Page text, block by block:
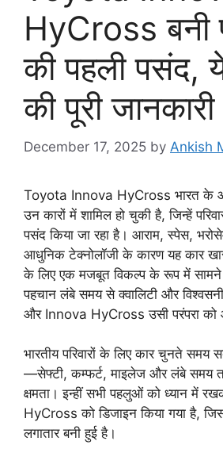
HyCross बनी
की पहली पसंद,
की पूरी जानकारी
December 17, 2025 by Ankish
Toyota Innova HyCross भारत के
उन कारों में शामिल हो चुकी है, जिन्हें
पसंद किया जा रहा है। आराम, स्पेस,
आधुनिक टेक्नोलॉजी के कारण यह कार
के लिए एक मजबूत विकल्प के रूप में
पहचान लंबे समय से क्वालिटी और
और Innova HyCross उसी परंपरा को
भारतीय परिवारों के लिए कार चुनते समय
—सेफ्टी, कम्फर्ट, माइलेज और लंबे समय
क्षमता। इन्हीं सभी पहलुओं को ध्यान में
HyCross को डिजाइन किया गया है,
लगातार बनी हुई है।